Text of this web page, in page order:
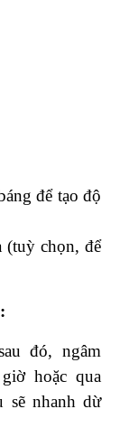
để tạo độ
(tuỳ chọn, để
đó, ngâm
hoặc qua
sẽ nhanh dừ